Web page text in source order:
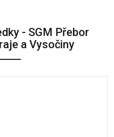
- SGM Přebor
a Vysočiny